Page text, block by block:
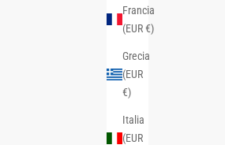
Francia
(EUR €)
Grecia
(EUR
€)
Italia
(EUR